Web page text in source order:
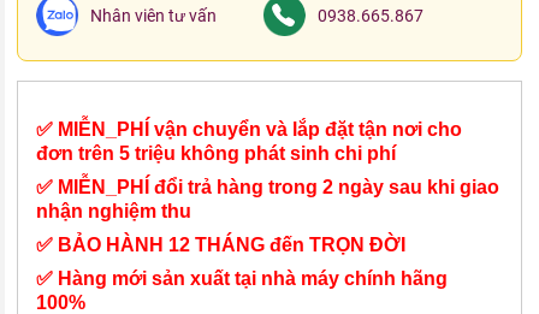
Nhân viên tư vấn 0938.665.867
✅ MIỄN_PHÍ vận chuyển và lắp đặt tận nơi cho
đơn trên 5 triệu không phát sinh chi phí
✅ MIỄN_PHÍ đổi trả hàng trong 2 ngày sau khi giao
nhận nghiệm thu
✅ BẢO HÀNH 12 THÁNG đến TRỌN ĐỜI
✅ Hàng mới sản xuất tại nhà máy chính hãng
100%